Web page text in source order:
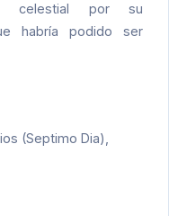
celestial por su
habría podido ser
(Septimo Dia),